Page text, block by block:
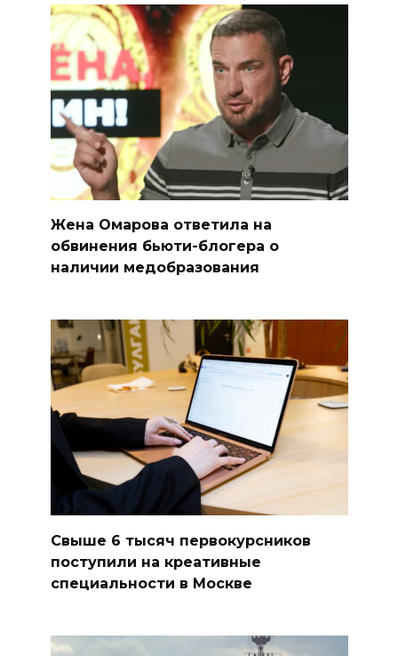
Жена Омарова ответила на
обвинения бьюти-блогера о
наличии медобразования
Свыше 6 тысяч первокурсников
поступили на креативные
специальности в Москве